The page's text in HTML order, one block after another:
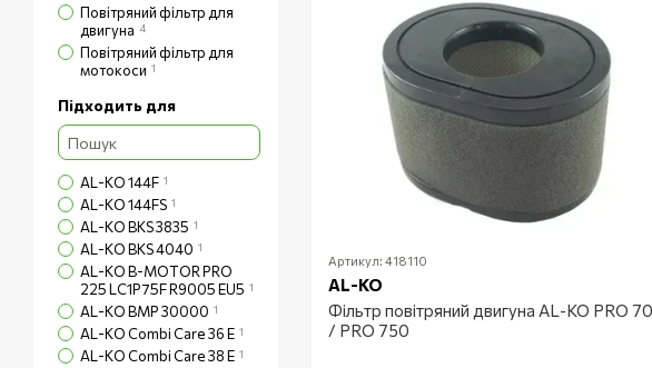
Артикул: 418110
AL-KO
Фільтр повітряний двигуна AL-KO PRO
/ PRO 750
Повітряний фільтр для
двигуна 4
Повітряний фільтр для
мотокоси 1
Підходить для
AL-KO 144F 1
AL-KO 144FS 1
AL-KO BKS 3835 1
AL-KO BKS 4040 1
AL-KO B-MOTOR PRO
225 LC1P75F R9005 EU5 1
AL-KO BMP 30000 1
AL-KO Combi Care 36 E 1
AL-KO Combi Care 38 E 1